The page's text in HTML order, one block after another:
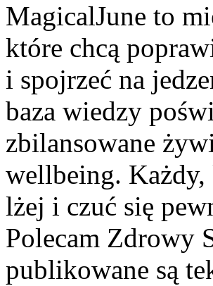
MagicalJune to
które chcą
i spojrzeć na
baza wiedzy
zbilansowane
wellbeing.
lżej i czuć się
Polecam Zdrowy
publikowane są